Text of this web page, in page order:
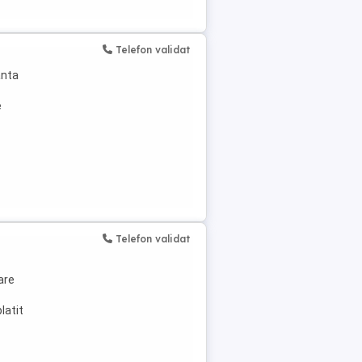
Telefon validat
Telefon validat